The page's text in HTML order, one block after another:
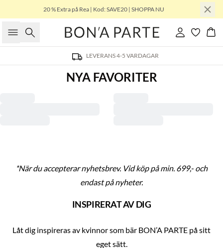
20 % Extra på Rea | Kod: SAVE20 | SHOPPA NU
Sök Logga in
LEVERANS 4-5 VARDAGAR
NYA FAVORITER
*När du accepterar nyhetsbrev. Vid köp på min. 699,- och
endast på nyheter.
INSPIRERAT AV DIG
Låt dig inspireras av kvinnor som bär BON’A PARTE på sitt
eget sätt.
Shoppa looken
Shoppa looken
Shoppa looken